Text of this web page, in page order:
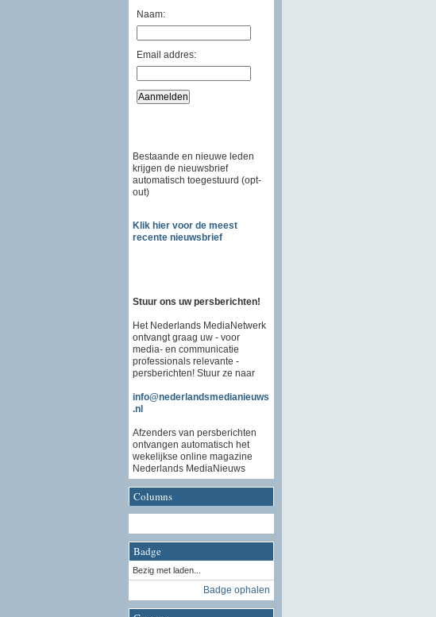
Naam:
Email addres:
Bestaande en nieuwe leden
krijgen de nieuwsbrief
automatisch toegestuurd (opt-
out)
Klik hier voor de meest
recente nieuwsbrief
Stuur ons uw persberichten!
Het Nederlands MediaNetwerk
ontvangt graag uw - voor
media- en communicatie
professionals relevante -
persberichten! Stuur ze naar
info@nederlandsmedianieuws
.nl
Afzenders van persberichten
ontvangen automatisch het
wekelijkse online magazine
Nederlands MediaNieuws
Columns
Badge
Bezig met laden...
Badge ophalen